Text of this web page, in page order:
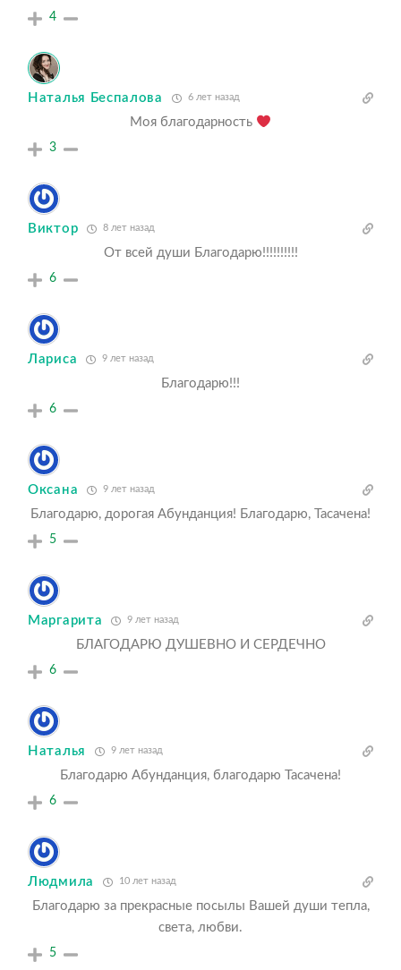
4
Наталья Беспалова 6 лет назад
Моя благодарность
3
Виктор 8 лет назад
От всей души Благодарю!!!!!!!!!!
6
Лариса 9 лет назад
Благодарю!!!
6
Оксана 9 лет назад
Благодарю, дорогая Абунданция! Благодарю, Тасачена!
5
Маргарита 9 лет назад
БЛАГОДАРЮ ДУШЕВНО И СЕРДЕЧНО
6
Наталья 9 лет назад
Благодарю Абунданция, благодарю Тасачена!
6
Людмила 10 лет назад
Благодарю за прекрасные посылы Вашей души тепла,
света, любви.
5